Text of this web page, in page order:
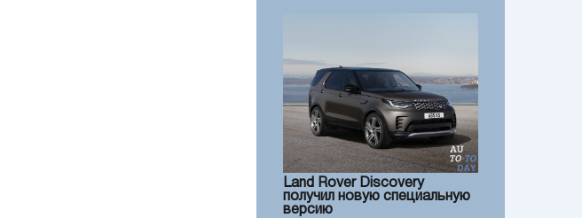
Land Rover Discovery
получил новую специальную
версию